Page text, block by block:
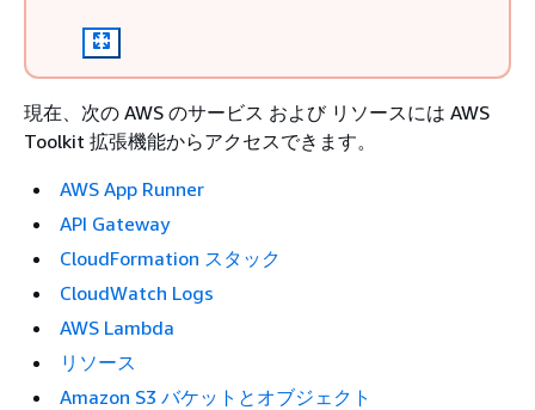
現在、次の AWS のサービス および リソースには AWS
Toolkit 拡張機能からアクセスできます。
AWS App Runner
API Gateway
CloudFormation スタック
CloudWatch Logs
AWS Lambda
リソース
Amazon S3 バケットとオブジェクト